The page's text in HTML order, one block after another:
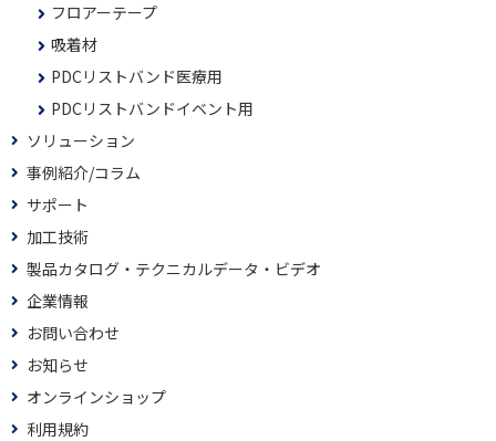
フロアーテープ
吸着材
PDCリストバンド医療用
PDCリストバンドイベント用
ソリューション
事例紹介/コラム
サポート
加工技術
製品カタログ・テクニカルデータ・ビデオ
企業情報
お問い合わせ
お知らせ
オンラインショップ
利用規約